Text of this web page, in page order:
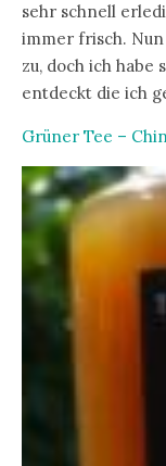
sehr schnell
immer frisch.
zu, doch ich habe
entdeckt die ich
Grüner Tee –